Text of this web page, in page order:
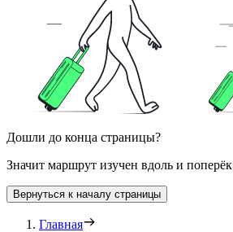
Дошли до конца страницы?
Значит маршрут изучен вдоль и поперёк
Вернуться к началу страницы
Главная